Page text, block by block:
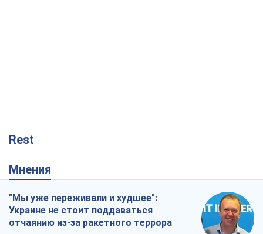
Rest
Мнения
"Мы уже переживали и худшее":
Украине не стоит поддаваться
отчаянию из-за ракетного террора